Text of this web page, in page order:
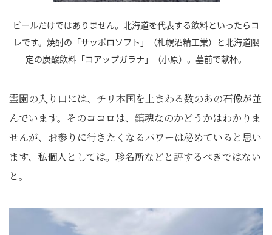
ビールだけではありません。北海道を代表する飲料といったらコ
レです。焼酎の「サッポロソフト」（札幌酒精工業）と北海道限
定の炭酸飲料「コアップガラナ」（小原）。墓前で献杯。
霊園の入り口には、チリ本国を上まわる数のあの石像が並
んでいます。そのココロは、鎮魂なのかどうかはわかりま
せんが、お参りに行きたくなるパワーは秘めていると思い
ます、私個人としては。珍名所などと評するべきではない
と。